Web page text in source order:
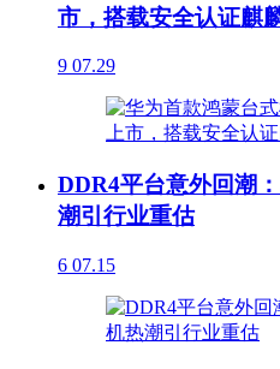
市，搭载安全认证麒
9 07.29
DDR4平台意外回潮
潮引行业重估
6 07.15